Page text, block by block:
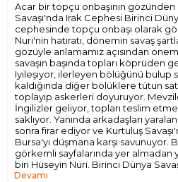
Acar bir topçu onbaşının
Savaşı'nda Irak Cephesi Birinci
cephesinde topçu onbaşı olarak
Nuri'nin hatıratı, dönemin savaş
gözüyle anlamamız açısından
savaşın başında topları köprüden
Iyileşiyor, ilerleyen bölüğünü bulup
kaldığında diğer bölüklere tütun
toplayıp askerleri doyuruyor.
İngilizler geliyor, topları teslim
saklıyor. Yanında arkadaşları
sonra firar ediyor ve Kurtuluş
Bursa'yı düşmana karşı savunuyor.
görkemli sayfalarında yer almadan
biri Hüseyin Nuri. Birinci Dünya
Kurtuluş savaşına bu acar topçu
Devamı